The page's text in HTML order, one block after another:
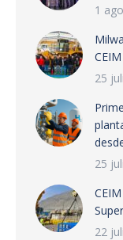
1
CEIM
25
25
22